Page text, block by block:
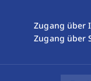
Zugang über
Zugang über